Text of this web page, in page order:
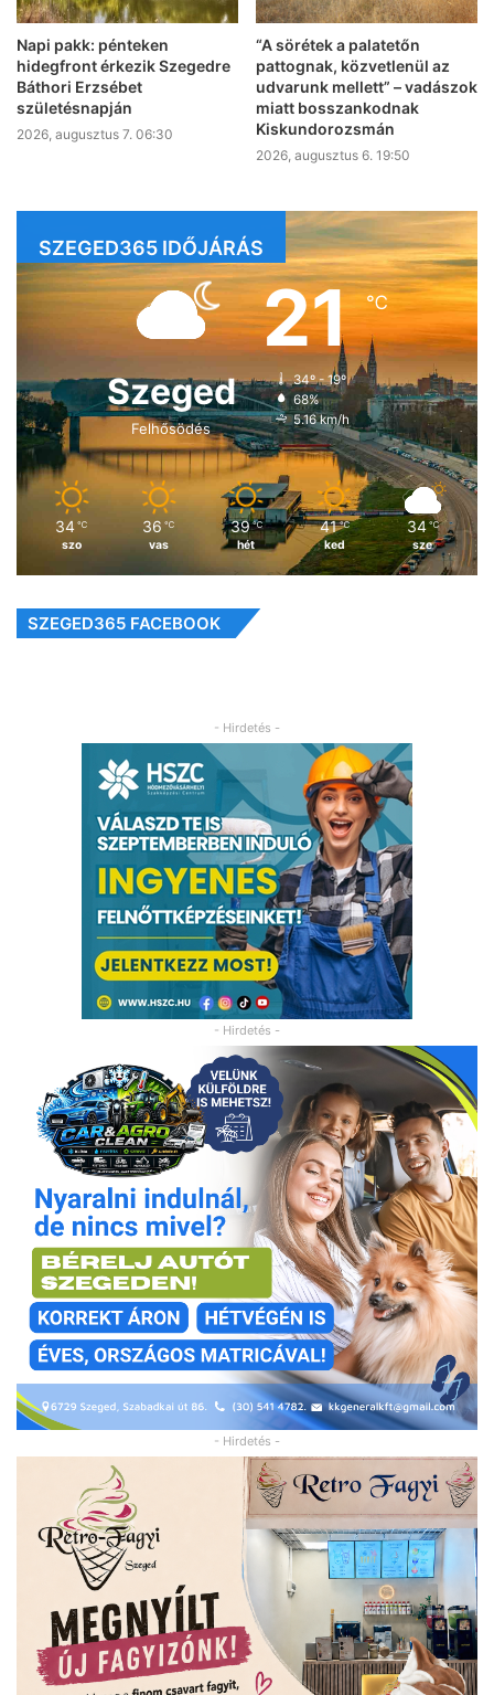
Napi pakk: pénteken
hidegfront érkezik Szegedre
Báthori Erzsébet
születésnapján
2026, augusztus 7. 06:30
“A sörétek a palatetőn
pattognak, közvetlenül az
udvarunk mellett” – vadászok
miatt bosszankodnak
Kiskundorozsmán
2026, augusztus 6. 19:50
SZEGED365 IDŐJÁRÁS
Szeged
Felhősödés
21℃
34º - 19º
68%
5.16 km/h
34 ℃
szo
36 ℃
vas
39 ℃
hét
41 ℃
ked
34 ℃
sze
SZEGED365 FACEBOOK
- Hirdetés -
- Hirdetés -
- Hirdetés -